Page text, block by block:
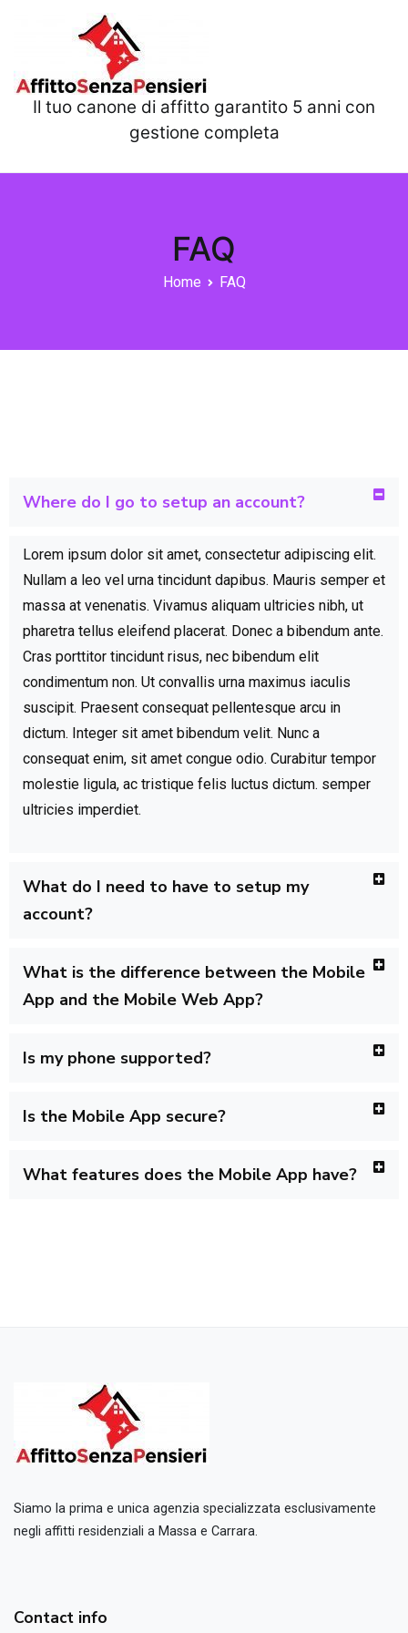
Il tuo canone di affitto garantito 5 anni con
gestione completa
FAQ
Home FAQ
Where do I go to setup an account?
Lorem ipsum dolor sit amet, consectetur adipiscing elit.
Nullam a leo vel urna tincidunt dapibus. Mauris semper et
massa at venenatis. Vivamus aliquam ultricies nibh, ut
pharetra tellus eleifend placerat. Donec a bibendum ante.
Cras porttitor tincidunt risus, nec bibendum elit
condimentum non. Ut convallis urna maximus iaculis
suscipit. Praesent consequat pellentesque arcu in
dictum. Integer sit amet bibendum velit. Nunc a
consequat enim, sit amet congue odio. Curabitur tempor
molestie ligula, ac tristique felis luctus dictum. semper
ultricies imperdiet.
What do I need to have to setup my
account?
What is the difference between the Mobile
App and the Mobile Web App?
Is my phone supported?
Is the Mobile App secure?
What features does the Mobile App have?
Siamo la prima e unica agenzia specializzata esclusivamente
negli affitti residenziali a Massa e Carrara.
Contact info